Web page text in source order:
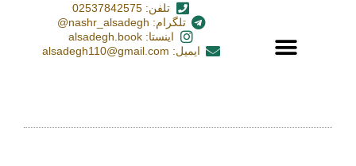
تلفن: 02537842575
تلگرام: nashr_alsadegh@
اینستا: alsadegh.book
ایمیل: alsadegh110@gmail.com